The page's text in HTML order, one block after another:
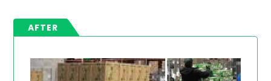
AFTER